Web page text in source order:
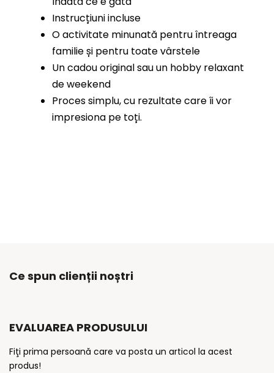
Instrucțiuni incluse
O activitate minunată pentru întreaga
familie și pentru toate vârstele
Un cadou original sau un hobby relaxant
de weekend
Proces simplu, cu rezultate care îi vor
impresiona pe toți.
Ce spun clienții noștri
EVALUAREA PRODUSULUI
Fiţi prima persoană care va posta un articol la acest
produs!